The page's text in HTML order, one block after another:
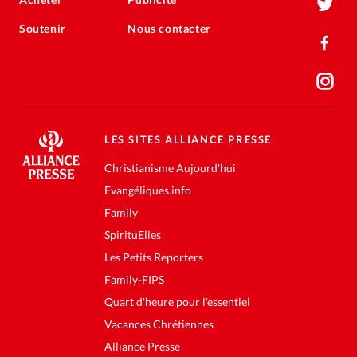
Soutenir Nous contacter
LES SITES ALLIANCE PRESSE
Christianisme Aujourd'hui
Evangéliques.info
Family
SpirituElles
Les Petits Reporters
Family-FIPS
Quart d'heure pour l'essentiel
Vacances Chrétiennes
Alliance Presse